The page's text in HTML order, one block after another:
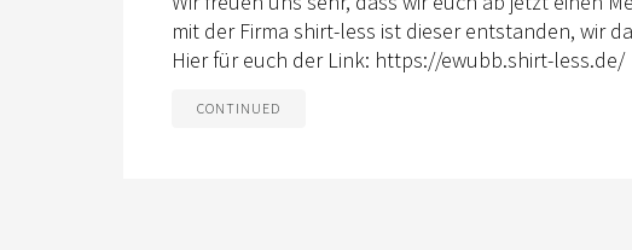
mit der Firma shirt-less ist dieser entstanden, wir
Hier für euch der Link: https://ewubb.shirt-
CONTINUED